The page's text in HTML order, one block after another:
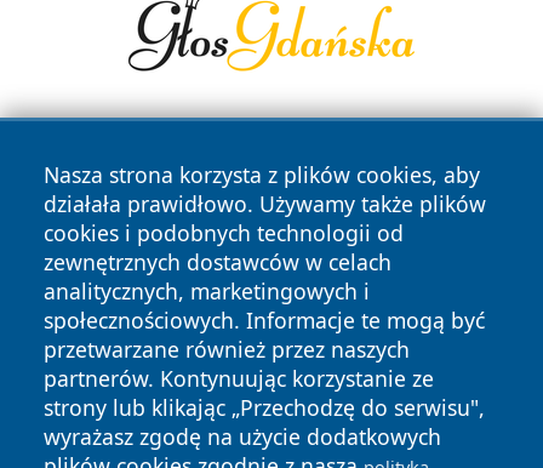
Nasza strona korzysta z plików cookies, aby
działała prawidłowo. Używamy także plików
cookies i podobnych technologii od
zewnętrznych dostawców w celach
analitycznych, marketingowych i
społecznościowych. Informacje te mogą być
przetwarzane również przez naszych
partnerów. Kontynuując korzystanie ze
strony lub klikając „Przechodzę do serwisu",
wyrażasz zgodę na użycie dodatkowych
Copyright © 2026 wiadomosciplock.pl Wszystkie prawa
zastrzeżone.
News Autorzy
Polityka
Prywatności
Polityka
Cookies